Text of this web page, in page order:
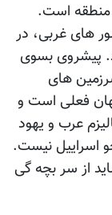
منطقه است.
های غربی، در
پیشروی بسوی
های
فعلی است و
عرب و یهود
اسراییل نیست.
از سر بچه گی